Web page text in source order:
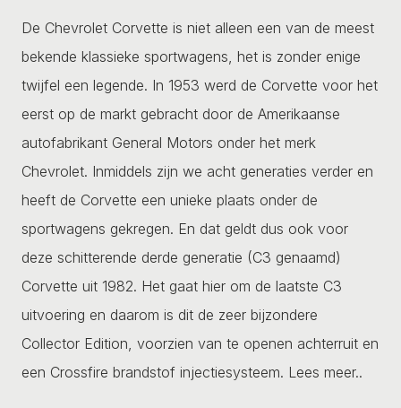
De Chevrolet Corvette is niet alleen een van de meest
bekende klassieke sportwagens, het is zonder enige
twijfel een legende. In 1953 werd de Corvette voor het
eerst op de markt gebracht door de Amerikaanse
autofabrikant General Motors onder het merk
Chevrolet. Inmiddels zijn we acht generaties verder en
heeft de Corvette een unieke plaats onder de
sportwagens gekregen. En dat geldt dus ook voor
deze schitterende derde generatie (C3 genaamd)
Corvette uit 1982. Het gaat hier om de laatste C3
uitvoering en daarom is dit de zeer bijzondere
Collector Edition, voorzien van te openen achterruit en
een Crossfire brandstof injectiesysteem. Lees meer..